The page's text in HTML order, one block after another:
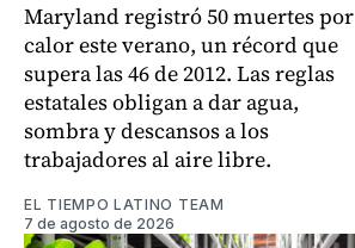
Maryland registró 50 muertes por
calor este verano, un récord que
supera las 46 de 2012. Las reglas
estatales obligan a dar agua,
sombra y descansos a los
trabajadores al aire libre.
EL TIEMPO LATINO TEAM
7 de agosto de 2026